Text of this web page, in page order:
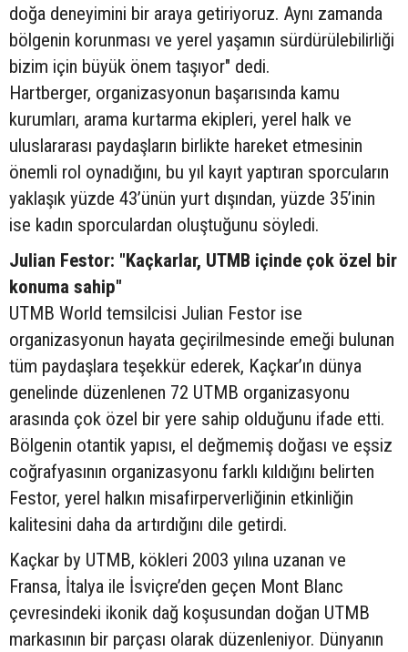
doğa deneyimini bir araya getiriyoruz. Aynı zamanda
bölgenin korunması ve yerel yaşamın sürdürülebilirliği
bizim için büyük önem taşıyor" dedi.
Hartberger, organizasyonun başarısında kamu
kurumları, arama kurtarma ekipleri, yerel halk ve
uluslararası paydaşların birlikte hareket etmesinin
önemli rol oynadığını, bu yıl kayıt yaptıran sporcuların
yaklaşık yüzde 43’ünün yurt dışından, yüzde 35’inin
ise kadın sporculardan oluştuğunu söyledi.
Julian Festor: "Kaçkarlar, UTMB içinde çok özel bir
konuma sahip"
UTMB World temsilcisi Julian Festor ise
organizasyonun hayata geçirilmesinde emeği bulunan
tüm paydaşlara teşekkür ederek, Kaçkar’ın dünya
genelinde düzenlenen 72 UTMB organizasyonu
arasında çok özel bir yere sahip olduğunu ifade etti.
Bölgenin otantik yapısı, el değmemiş doğası ve eşsiz
coğrafyasının organizasyonu farklı kıldığını belirten
Festor, yerel halkın misafirperverliğinin etkinliğin
kalitesini daha da artırdığını dile getirdi.
Kaçkar by UTMB, kökleri 2003 yılına uzanan ve
Fransa, İtalya ile İsviçre’den geçen Mont Blanc
çevresindeki ikonik dağ koşusundan doğan UTMB
markasının bir parçası olarak düzenleniyor. Dünyanın